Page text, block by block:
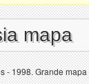
mapa
- 1998. Grande